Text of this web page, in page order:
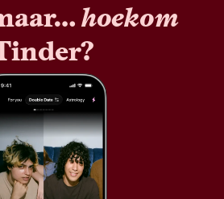
hoekom